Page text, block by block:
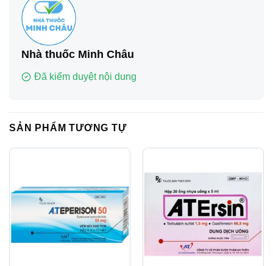
Nhà thuốc Minh Châu
Đã kiểm duyệt nội dung
SẢN PHẨM TƯƠNG TỰ